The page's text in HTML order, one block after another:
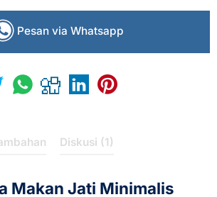
Pesan via Whatsapp
Diskusi (1)
Makan Jati Minimalis